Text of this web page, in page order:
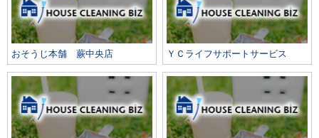
おそうじ本舗 蕨中央店 ＹＣライフサポートサービス